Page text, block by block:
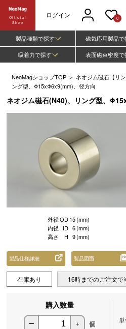
Official
Shop
ログイン 0
製品種類で探す 磁気応用製品で
吸着力で探す
表面磁束密度で
NeoMagショップTOP ＞ ネオジム磁石【リン
ング型、Φ15xΦ6x9(mm)、径方向
ネオジム磁石(N40)、リング型、
外径OD 15(mm)
内径 ID 6(mm)
高さ
H 9(mm)
製品仕様詳細 製品図面
在庫あり 16時までのご注文で
購入数量
ー ＋ 個